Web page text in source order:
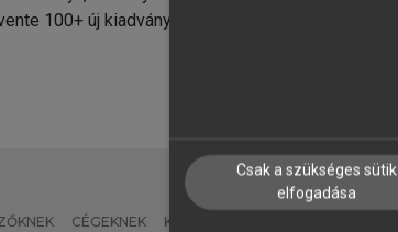
100+ új kiadvány.
CÉGEKNEK KÖNYVTÁROSOKNAK
Csak a szükséges sütik
elfogadása